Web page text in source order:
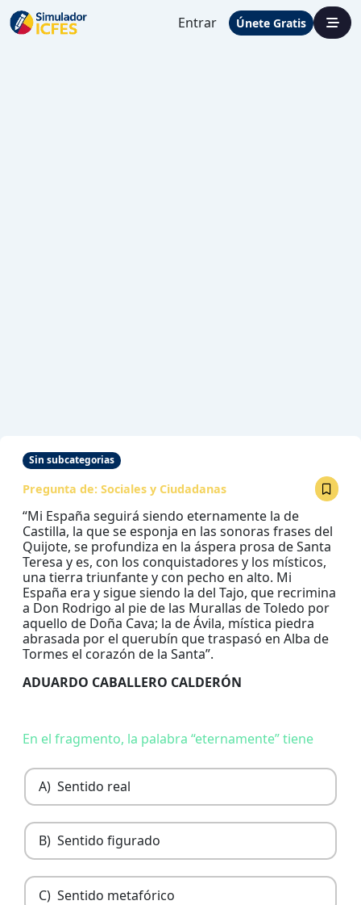
Entrar Únete Gratis
Sin subcategorias
Pregunta de: Sociales y Ciudadanas
“Mi España seguirá siendo eternamente la de
Castilla, la que se esponja en las sonoras frases del
Quijote, se profundiza en la áspera prosa de Santa
Teresa y es, con los conquistadores y los místicos,
una tierra triunfante y con pecho en alto. Mi
España era y sigue siendo la del Tajo, que recrimina
a Don Rodrigo al pie de las Murallas de Toledo por
aquello de Doña Cava; la de Ávila, mística piedra
abrasada por el querubín que traspasó en Alba de
Tormes el corazón de la Santa”.
ADUARDO CABALLERO CALDERÓN
En el fragmento, la palabra “eternamente” tiene
A) Sentido real
B) Sentido figurado
C) Sentido metafórico